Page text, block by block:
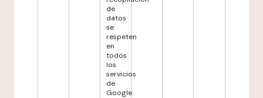
de
datos
se
respeten
en
todos
los
servicios
de
Google.